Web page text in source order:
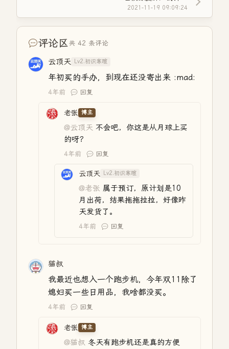
2021-11-19 09:09:24
评论区共 42 条评论
云顶天 Lv2.初识寒暄
年初买的手办，到现在还没寄出来 :mad:
4年前 回复
老张 博主
@云顶天 不会吧，你这是从月球上买
的呀？
4年前 回复
云顶天 Lv2.初识寒暄
@老张 属于预订，原计划是10
月出荷，结果拖拖拉拉，好像昨
天发货了。
4年前 回复
猫叔
我最近也想入一个跑步机，今年双11除了
媳妇买一些日用品，我啥都没买。
4年前 回复
老张 博主
@猫叔 冬天有跑步机还是真的方便